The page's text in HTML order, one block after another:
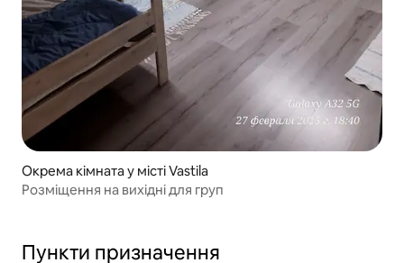
Окрема кімната у місті Vastila
Розміщення на вихідні для груп
Пункти призначення